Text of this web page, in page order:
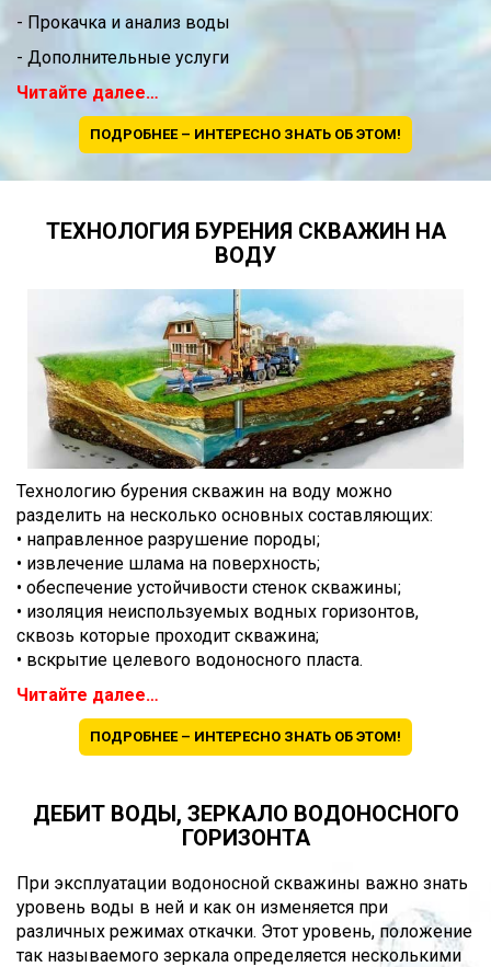
- Прокачка и анализ воды
- Дополнительные услуги
Читайте далее…
ПОДРОБНЕЕ – ИНТЕРЕСНО ЗНАТЬ ОБ ЭТОМ!
ТЕХНОЛОГИЯ БУРЕНИЯ СКВАЖИН НА
ВОДУ
Технологию бурения скважин на воду можно
разделить на несколько основных составляющих:
• направленное разрушение породы;
• извлечение шлама на поверхность;
• обеспечение устойчивости стенок скважины;
• изоляция неиспользуемых водных горизонтов,
сквозь которые проходит скважина;
• вскрытие целевого водоносного пласта.
Читайте далее…
ПОДРОБНЕЕ – ИНТЕРЕСНО ЗНАТЬ ОБ ЭТОМ!
ДЕБИТ ВОДЫ, ЗЕРКАЛО ВОДОНОСНОГО
ГОРИЗОНТА
При эксплуатации водоносной скважины важно знать
уровень воды в ней и как он изменяется при
различных режимах откачки. Этот уровень, положение
так называемого зеркала определяется несколькими